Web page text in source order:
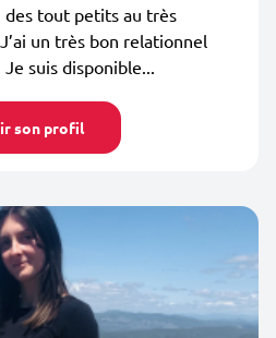
des tout petits au très
un très bon relationnel
suis disponible...
son profil